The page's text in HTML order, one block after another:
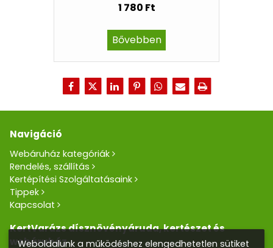
1 780 Ft
Bővebben
Navigáció
Webáruház kategóriák
Rendelés, szállítás
Kertépítési Szolgáltatásaink
Tippek
Kapcsolat
KertVarázs dísznövényáruda, kertészet és
webáruház
Weboldalunk a működéshez elengedhetetlen sütiket